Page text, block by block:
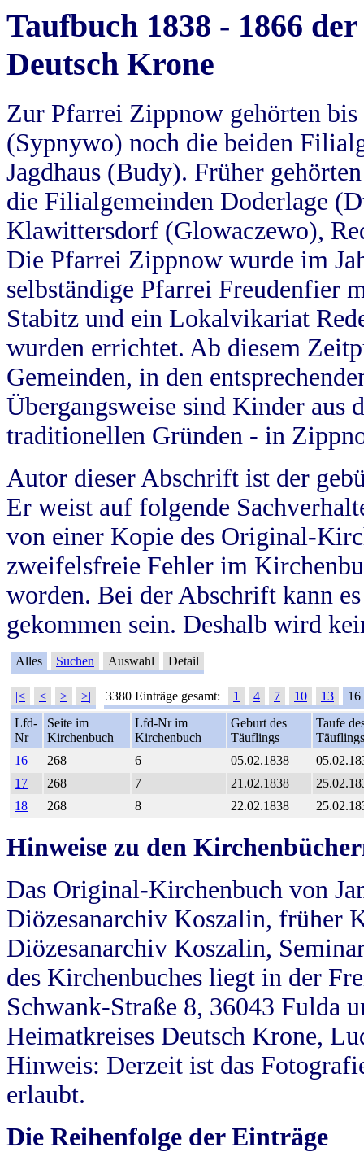
Taufbuch 1838 - 1866
Deutsch Krone
Zur Pfarrei Zippnow gehörten
(Sypnywo) noch die beiden
Jagdhaus (Budy). Früher
die Filialgemeinden Doderlage
Klawittersdorf (Glowaczewo),
Die Pfarrei Zippnow wurde im
selbständige Pfarrei Freudenfier
Stabitz und ein Lokalvikariat
wurden errichtet. Ab diesem
Gemeinden, in den
Übergangsweise sind Kinder aus
traditionellen Gründen - in
Autor dieser Abschrift ist der
Er weist auf folgende
von einer Kopie des Original-
zweifelsfreie Fehler im
worden. Bei der Abschrift kann
gekommen sein. Deshalb wird
Alles Suchen Auswahl Detail
|< < > >| 3380 Einträge gesamt: 1 4 7 10 13
16
Lfd-
Nr
Seite im
Kirchenbuch
Lfd-Nr im
Kirchenbuch
Geburt des
Täuflings
Taufe
Täuflings
16
268 6 05.02.1838
17
268 7 21.02.1838
18
268 8 22.02.1838
Hinweise zu den
Das Original-Kirchenbuch von
Diözesanarchiv Koszalin, früher
Diözesanarchiv Koszalin,
des Kirchenbuches liegt in der
Schwank-Straße 8, 36043 Fulda
Heimatkreises Deutsch Krone,
Hinweis: Derzeit ist das
erlaubt.
Die Reihenfolge der Einträge